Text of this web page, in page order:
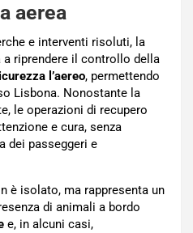
aerea
e interventi risoluti, la
riprendere il controllo della
l’aereo, permettendo
Lisbona. Nonostante la
le operazioni di recupero
e cura, senza
dei passeggeri e
è isolato, ma rappresenta un
di animali a bordo
e, in alcuni casi,